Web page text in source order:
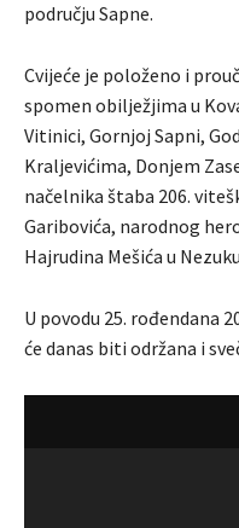
području Sapne.
Cvijeće je položeno i
spomen obilježjima u
Vitinici, Gornjoj Sapni,
Kraljevićima, Donjem
načelnika štaba 206.
Garibovića, narodnog
Hajrudina Mešića u
U povodu 25. rođendana
će danas biti održana i